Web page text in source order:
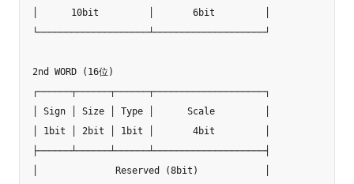
│      10bit         │       6bit         │
└────────────────────┴────────────────────┘
2nd WORD (16位)
┌──────┬──────┬──────┬────────────────────┐
│ Sign │ Size │ Type │      Scale         │
│ 1bit │ 2bit │ 1bit │       4bit         │
├──────┴──────┴──────┴────────────────────┤
│              Reserved (8bit)            │